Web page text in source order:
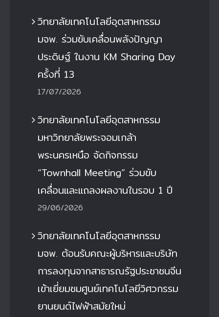
วิทยาลัยเทคโนโลยีอุตสาหกรรม
มจพ. ร่วมขับเคลื่อนพลังปัญญา
ประดิษฐ์ ในงาน KM Sharing Day
ครั้งที่ 13
17/07/2026
วิทยาลัยเทคโนโลยีอุตสาหกรรม
มหาวิทยาลัยพระจอมเกล้า
พระนครเหนือ จัดกิจกรรม
“Townhall Meeting” ร่วมขับ
เคลื่อนและแถลงผลงานในรอบ 1 ปี
29/06/2026
วิทยาลัยเทคโนโลยีอุตสาหกรรม
มจพ. ต้อนรับคณะผู้บริหารและบริษัท
การลงทุนจากสาธารณรัฐประชาชนจีน
เข้าเยี่ยมชมศูนย์เทคโนโลยีวิศวกรรม
ยานยนต์ไฟฟ้าสมัยใหม่